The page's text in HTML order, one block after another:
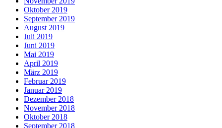
Oktober 2019
September 2019
August 2019
Juli 2019
Juni 2019
Mai 2019
April 2019
März 2019
Februar 2019
Januar 2019
Dezember 2018
November 2018
Oktober 2018
September 2018